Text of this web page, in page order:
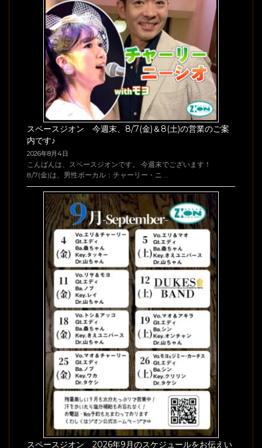
スペースジオン 今週末、8/7(金)＆8(土)の営業のご案
内です♪
2026年8月4日
こんばんは、スペースジオンです。 今週末でございます！
8/7(金)は、男性ボーカル：チャーリー・ニ …
スペースジオン 2026年9月のスケジュールをお伝えい